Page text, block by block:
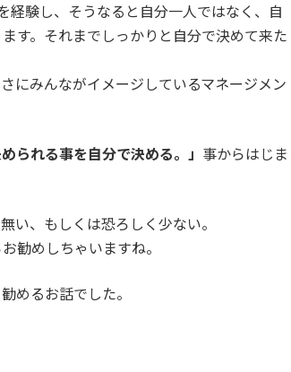
経験し、そうなると自分一人ではなく、自
す。それまでしっかりと自分で決めて来た
にみんながイメージしているマネージメン
められる事を自分で決める。」 事からはじま
い、もしくは恐ろしく少ない。
勧めしちゃいますね。
めるお話でした。